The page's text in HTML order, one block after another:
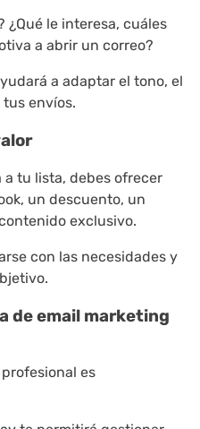
¿Qué le interesa, cuáles
a abrir un correo?
a adaptar el tono, el
envíos.
a tu lista, debes ofrecer
un descuento, un
exclusivo.
con las necesidades y
de email marketing
es